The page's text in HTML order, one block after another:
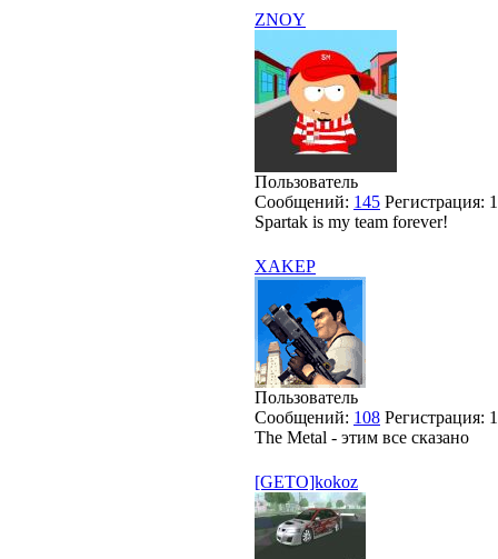
ZNOY
Пользователь
Сообщений: 145 Регистрация:
Spartak is my team forever!
XAKEP
Пользователь
Сообщений: 108 Регистрация:
The Metal - этим все сказано
[GETO]kokoz